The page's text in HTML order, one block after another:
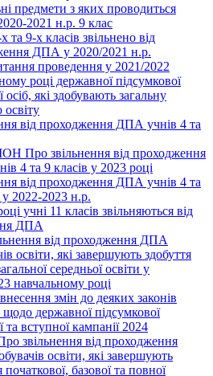
предмети з яких проводиться
2021 н.р. 9 клас
та 9-х класів звільнено від
ДПА у 2020/2021 н.р.
проведення у 2021/2022
році державної підсумкової
осіб, які здобувають загальну
від проходження ДПА учнів 4 та
Про звільнення від проходження
4 та 9 класів у 2023 році
від проходження ДПА учнів 4 та
у 2022-2023 н.р.
учні 11 класів звільняються від
ДПА
від проходження ДПА
освіти, які завершують здобуття
середньої освіти у
навчальному році
змін до деяких законів
державної підсумкової
та вступної кампанії 2024
звільнення від проходження
освіти, які завершують
початкової, базової та повної